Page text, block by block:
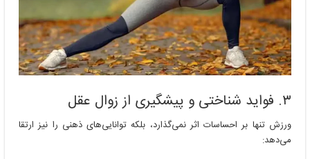
۳. فواید شناختی و پیشگیری از زوال عقل
ورزش تنها بر احساسات اثر نمی‌گذارد، بلکه توانایی‌های ذهنی را نیز ارتقا
می‌دهد: